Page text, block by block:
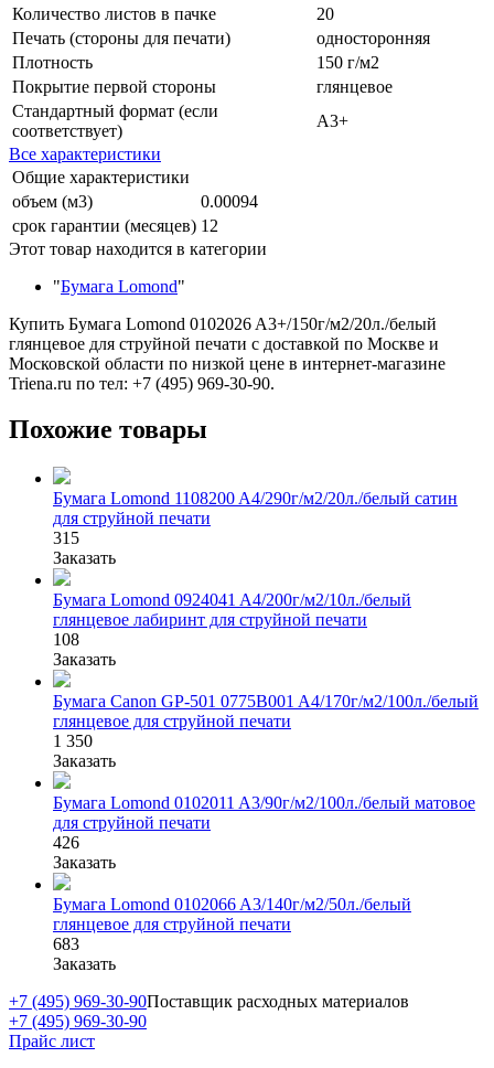
Количество листов в пачке
20
Печать (стороны для печати)
односторонняя
Плотность
150 г/м2
Покрытие первой стороны
глянцевое
Стандартный формат (если
соответствует)
A3+
Все характеристики
Общие характеристики
объем (м3)
0.00094
срок гарантии (месяцев) 12
Этот товар находится в категории
"Бумага Lomond"
Купить Бумага Lomond 0102026 A3+/150г/м2/20л./белый
глянцевое для струйной печати с доставкой по Москве и
Московской области по низкой цене в интернет-магазине
Triena.ru по тел: +7 (495) 969-30-90.
Похожие товары
Бумага Lomond 1108200 A4/290г/м2/20л./белый сатин
для струйной печати
315
Заказать
Бумага Lomond 0924041 A4/200г/м2/10л./белый
глянцевое лабиринт для струйной печати
108
Заказать
Бумага Canon GP-501 0775B001 A4/170г/м2/100л./белый
глянцевое для струйной печати
1 350
Заказать
Бумага Lomond 0102011 A3/90г/м2/100л./белый матовое
для струйной печати
426
Заказать
Бумага Lomond 0102066 A3/140г/м2/50л./белый
глянцевое для струйной печати
683
Заказать
+7 (495) 969-30-90Поставщик расходных материалов
+7 (495) 969-30-90
Прайс лист